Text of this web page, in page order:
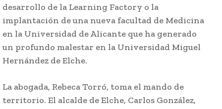
desarrollo de la Learning Factory o la
implantación de una nueva facultad de Medicina
en la Universidad de Alicante que ha generado
un profundo malestar en la Universidad Miguel
Hernández de Elche.
La abogada, Rebeca Torró, toma el mando de
territorio. El alcalde de Elche, Carlos González,